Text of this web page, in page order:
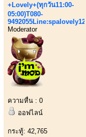
+Lovely+(ทุกวัน11:00-
05:00)T080-
9492055Line:spalovely123
Moderator
ความหื่น : 0
ออฟไลน์
กระทู้: 42,765